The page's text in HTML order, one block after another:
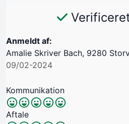
Anmeldt af:
Amalie Skriver Bach, 9280
09/02-2024
Kommunikation
Aftale